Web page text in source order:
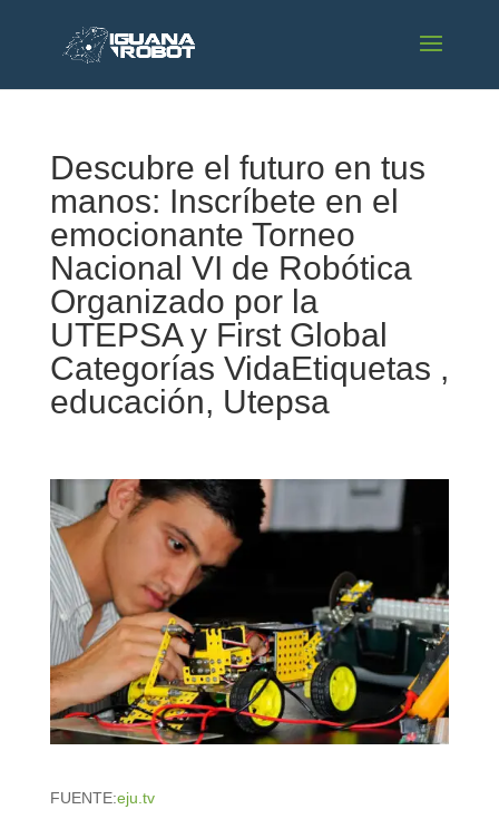
Descubre el futuro en tus
manos: Inscríbete en el
emocionante Torneo
Nacional VI de Robótica
Organizado por la
UTEPSA y First Global
Categorías VidaEtiquetas ,
educación, Utepsa
FUENTE:eju.tv